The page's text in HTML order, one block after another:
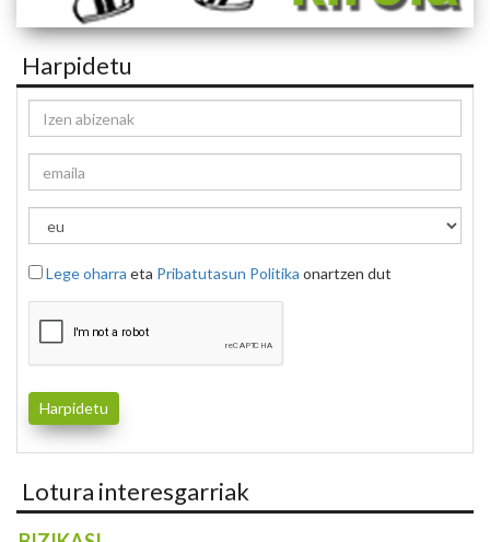
Harpidetu
Lege oharra eta Pribatutasun Politika onartzen dut
Lotura interesgarriak